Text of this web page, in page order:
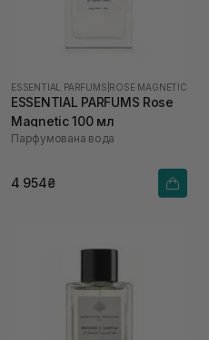
ESSENTIAL PARFUMS ROSE MAGNETIC
ESSENTIAL PARFUMS Rose
Magnetic 100 мл
Парфумована вода
4 954₴